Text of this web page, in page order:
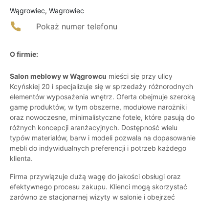
Wągrowiec, Wagrowiec
Pokaż numer telefonu
O firmie:
Salon meblowy w Wągrowcu mieści się przy ulicy
Kcyńskiej 20 i specjalizuje się w sprzedaży różnorodnych
elementów wyposażenia wnętrz. Oferta obejmuje szeroką
gamę produktów, w tym obszerne, modułowe narożniki
oraz nowoczesne, minimalistyczne fotele, które pasują do
różnych koncepcji aranżacyjnych. Dostępność wielu
typów materiałów, barw i modeli pozwala na dopasowanie
mebli do indywidualnych preferencji i potrzeb każdego
klienta.
Firma przywiązuje dużą wagę do jakości obsługi oraz
efektywnego procesu zakupu. Klienci mogą skorzystać
zarówno ze stacjonarnej wizyty w salonie i obejrzeć